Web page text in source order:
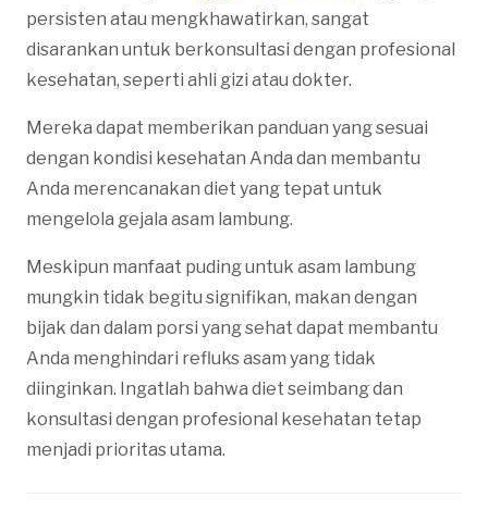
persisten atau mengkhawatirkan, sangat
disarankan untuk berkonsultasi dengan profesional
kesehatan, seperti ahli gizi atau dokter.
Mereka dapat memberikan panduan yang sesuai
dengan kondisi kesehatan Anda dan membantu
Anda merencanakan diet yang tepat untuk
mengelola gejala asam lambung.
Meskipun manfaat puding untuk asam lambung
mungkin tidak begitu signifikan, makan dengan
bijak dan dalam porsi yang sehat dapat membantu
Anda menghindari refluks asam yang tidak
diinginkan. Ingatlah bahwa diet seimbang dan
konsultasi dengan profesional kesehatan tetap
menjadi prioritas utama.